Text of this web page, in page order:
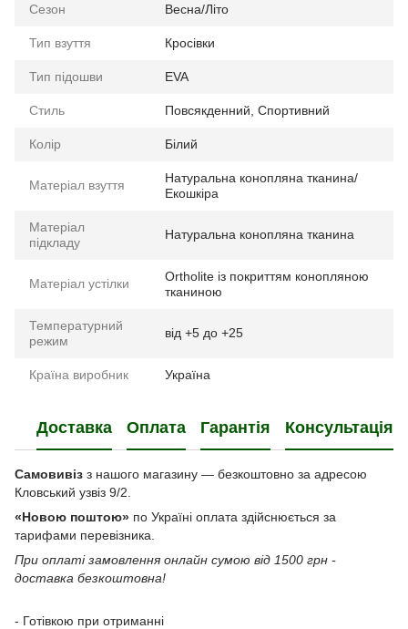
Сезон Весна/Літо
Тип взуття Кросівки
Тип підошви EVA
Стиль Повсякденний, Спортивний
Колір Білий
Матеріал взуття
Натуральна конопляна тканина/
Екошкіра
Матеріал
підкладу
Натуральна конопляна тканина
Матеріал устілки
Ortholite із покриттям конопляною
тканиною
Температурний
режим
від +5 до +25
Країна виробник Україна
Доставка Оплата Гарантія Консультація
Самовивіз з нашого магазину — безкоштовно за адресою
Кловський узвіз 9/2.
«Новою поштою» по Україні оплата здійснюється за
тарифами перевізника.
При оплаті замовлення онлайн сумою від 1500 грн -
доставка безкоштовна!
- Готівкою при отриманні